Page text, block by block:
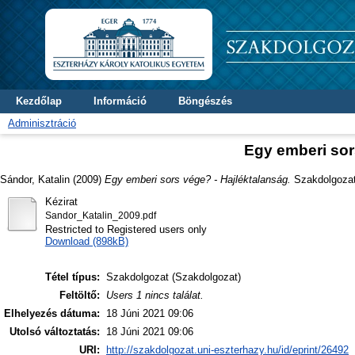
Kezdőlap Információ
Böngészés
Adminisztráció
Egy emberi
Sándor, Katalin (2009) Egy emberi sors vége? - Hajléktalanság.
Kézirat
Sandor_Katalin_2009.pdf
Restricted to Registered users only
Download (898kB)
Tétel típus: Szakdolgozat (Szakdolgozat)
Feltöltő:
Users 1 nincs találat.
Elhelyezés dátuma:
18 Júni 2021 09:06
Utolsó változtatás:
18 Júni 2021 09:06
URI:
http://szakdolgozat.uni-eszterhazy.hu/id/eprint/26492